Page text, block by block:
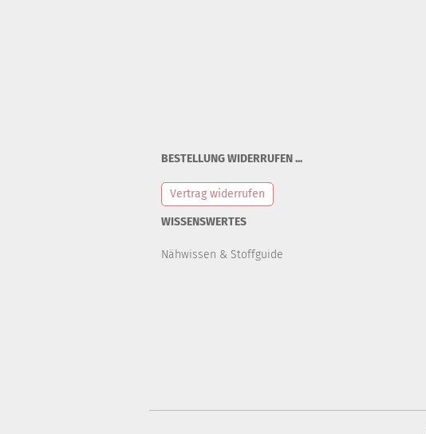
BESTELLUNG WIDERRUFEN ...
Vertrag widerrufen
WISSENSWERTES
Nähwissen & Stoffguide